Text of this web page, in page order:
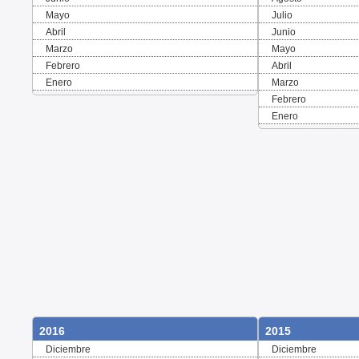
Mayo
Abril
Marzo
Febrero
Enero
Julio
Junio
Mayo
Abril
Marzo
Febrero
Enero
2016
Diciembre
2015
Diciembre